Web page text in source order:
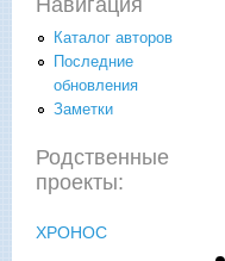
Навигация
Каталог авторов
Последние
обновления
Заметки
Родственные
проекты:
ХРОНОС